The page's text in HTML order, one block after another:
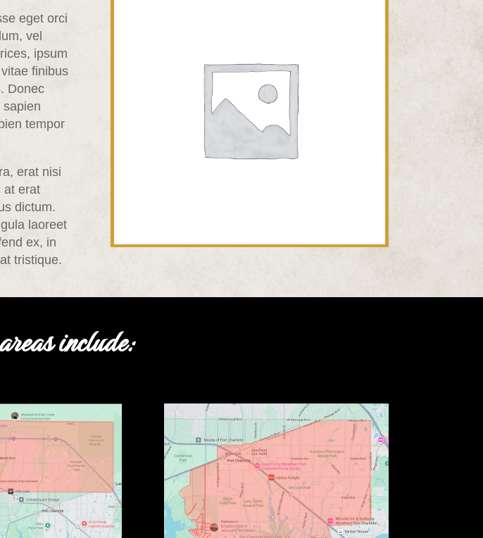
eget orci
vel
ipsum
finibus
Donec
tempor
erat nisi
at erat
dictum.
laoreet
ex, in
tristique.
include: